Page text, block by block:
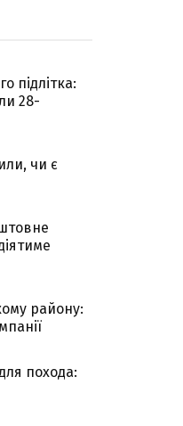
підлітка:
28-
чи є
району:
похода: